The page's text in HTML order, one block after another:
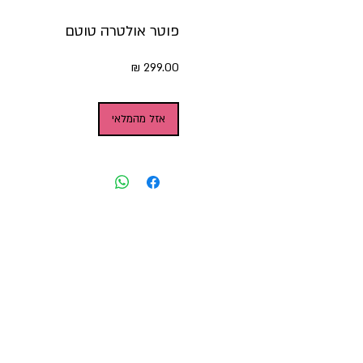
פוטר אולטרה טוטם
אזל מהמלאי